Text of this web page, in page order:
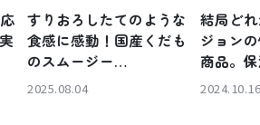
すりおろしたてのような
食感に感動！国産くだも
のスムージー
「MINOTTA（ミノッ
2025.08.04
結局ど
ジョン
商品。
るわか